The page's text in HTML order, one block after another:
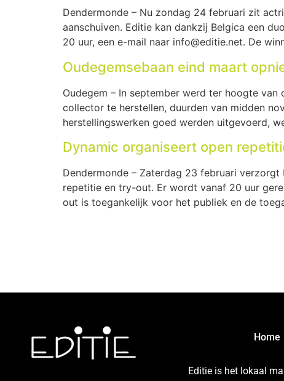
Dendermonde – Nu zondag 24 februari zit
aanschuiven. Editie kan dankzij Belgica een
20 uur, een e-mail naar info@editie.net. De
Oudegemsebaan eind maart
Oudegem – In september werd ter hoogte
collector te herstellen, duurden van midden
herstellingswerken goed werden uitgevoerd,
Dynamic organiseert open
Dendermonde – Zaterdag 23 februari
repetitie en try-out. Er wordt vanaf 20 uur
out is toegankelijk voor het publiek en de
Home
Editie is het lokaal